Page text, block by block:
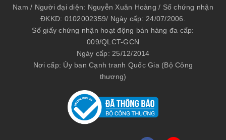
Nam / Người đại diện: Nguyễn Xuân Hoàng / Số chứng nhận
ĐKKD: 0102002359/ Ngày cấp: 24/07/2006.
Số giấy chứng nhận hoạt động bán hàng đa cấp:
009/QLCT-GCN
Ngày cấp: 25/12/2014
Nơi cấp: Ủy ban Cạnh tranh Quốc Gia (Bộ Công
thương)